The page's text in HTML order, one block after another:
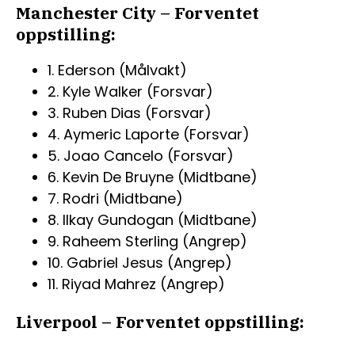
Manchester City – Forventet
oppstilling:
1. Ederson (Målvakt)
2. Kyle Walker (Forsvar)
3. Ruben Dias (Forsvar)
4. Aymeric Laporte (Forsvar)
5. Joao Cancelo (Forsvar)
6. Kevin De Bruyne (Midtbane)
7. Rodri (Midtbane)
8. Ilkay Gundogan (Midtbane)
9. Raheem Sterling (Angrep)
10. Gabriel Jesus (Angrep)
11. Riyad Mahrez (Angrep)
Liverpool – Forventet oppstilling: